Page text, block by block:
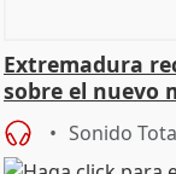
Extremadura
sobre el nuevo
Sonido